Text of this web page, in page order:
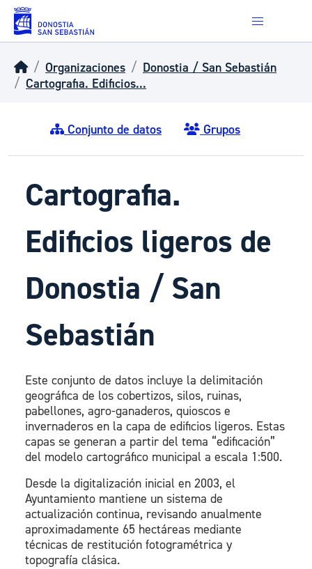
Skip to main content
Organizaciones
Donostia / San Sebastián
Cartografia. Edificios...
Conjunto de datos Grupos
Cartografia.
Edificios ligeros de
Donostia / San
Sebastián
Este conjunto de datos incluye la delimitación
geográfica de los cobertizos, silos, ruinas,
pabellones, agro-ganaderos, quioscos e
invernaderos en la capa de edificios ligeros. Estas
capas se generan a partir del tema “edificación”
del modelo cartográfico municipal a escala 1:500.
Desde la digitalización inicial en 2003, el
Ayuntamiento mantiene un sistema de
actualización continua, revisando anualmente
aproximadamente 65 hectáreas mediante
técnicas de restitución fotogramétrica y
topografía clásica.